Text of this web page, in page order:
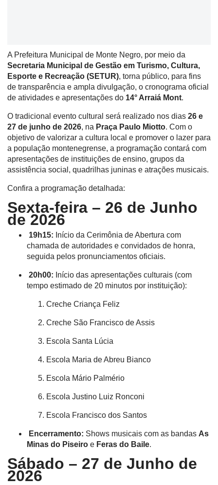
A Prefeitura Municipal de Monte Negro, por meio da
Secretaria Municipal de Gestão em Turismo, Cultura,
Esporte e Recreação (SETUR), torna público, para fins
de transparência e ampla divulgação, o cronograma oficial
de atividades e apresentações do 14° Arraiá Mont.
O tradicional evento cultural será realizado nos dias 26 e
27 de junho de 2026, na Praça Paulo Miotto. Com o
objetivo de valorizar a cultura local e promover o lazer para
a população montenegrense, a programação contará com
apresentações de instituições de ensino, grupos da
assistência social, quadrilhas juninas e atrações musicais.
Confira a programação detalhada:
Sexta-feira – 26 de Junho
de 2026
19h15: Início da Cerimônia de Abertura com
chamada de autoridades e convidados de honra,
seguida pelos pronunciamentos oficiais.
20h00: Início das apresentações culturais (com
tempo estimado de 20 minutos por instituição):
Creche Criança Feliz
Creche São Francisco de Assis
Escola Santa Lúcia
Escola Maria de Abreu Bianco
Escola Mário Palmério
Escola Justino Luiz Ronconi
Escola Francisco dos Santos
Encerramento: Shows musicais com as bandas As
Minas do Piseiro e Feras do Baile.
Sábado – 27 de Junho de
2026